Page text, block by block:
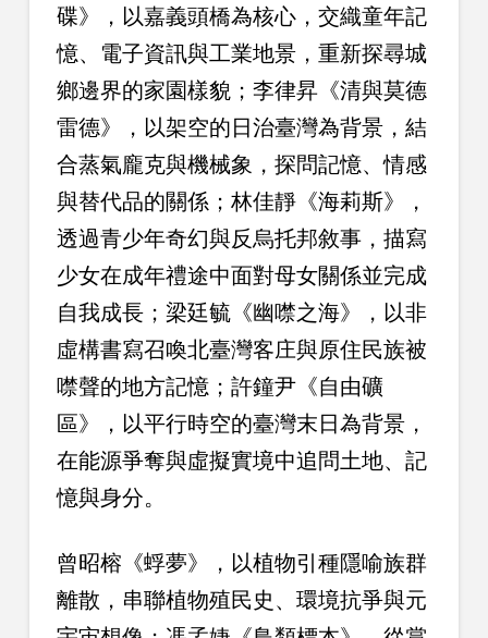
碟》，以嘉義頭橋為核心，交織童年記
憶、電子資訊與工業地景，重新探尋城
鄉邊界的家園樣貌；李律昇《清與莫德
雷德》，以架空的日治臺灣為背景，結
合蒸氣龐克與機械象，探問記憶、情感
與替代品的關係；林佳靜《海莉斯》，
透過青少年奇幻與反烏托邦敘事，描寫
少女在成年禮途中面對母女關係並完成
自我成長；梁廷毓《幽噤之海》，以非
虛構書寫召喚北臺灣客庄與原住民族被
噤聲的地方記憶；許鐘尹《自由礦
區》，以平行時空的臺灣末日為背景，
在能源爭奪與虛擬實境中追問土地、記
憶與身分。
曾昭榕《蜉夢》，以植物引種隱喻族群
離散，串聯植物殖民史、環境抗爭與元